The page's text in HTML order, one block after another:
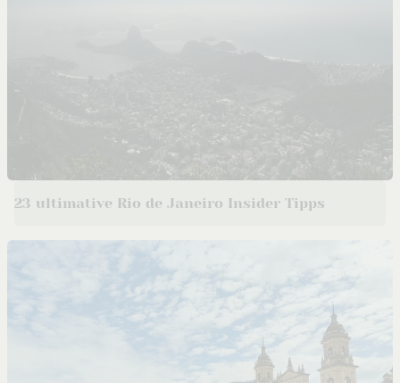
23 ultimative Rio de Janeiro Insider Tipps